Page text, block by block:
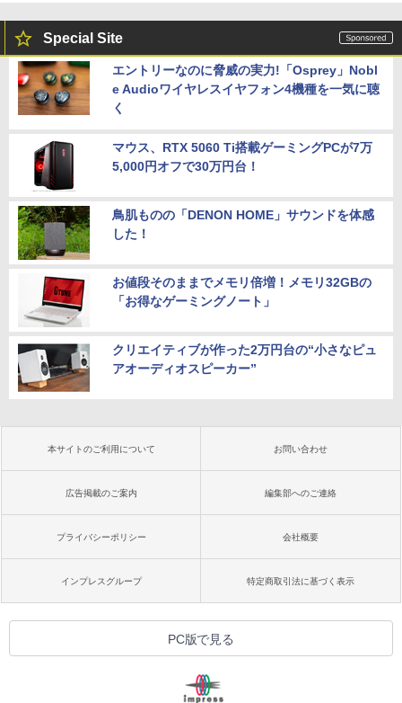
Special Site
エントリーなのに脅威の実力!「Osprey」Nobl
e Audioワイヤレスイヤフォン4機種を一気に聴
く
マウス、RTX 5060 Ti搭載ゲーミングPCが7万
5,000円オフで30万円台！
鳥肌ものの「DENON HOME」サウンドを体感
した！
お値段そのままでメモリ倍増！メモリ32GBの
「お得なゲーミングノート」
クリエイティブが作った2万円台の“小さなピュ
アオーディオスピーカー”
本サイトのご利用について お問い合わせ
広告掲載のご案内 編集部へのご連絡
プライバシーポリシー 会社概要
インプレスグループ 特定商取引法に基づく表示
PC版で見る